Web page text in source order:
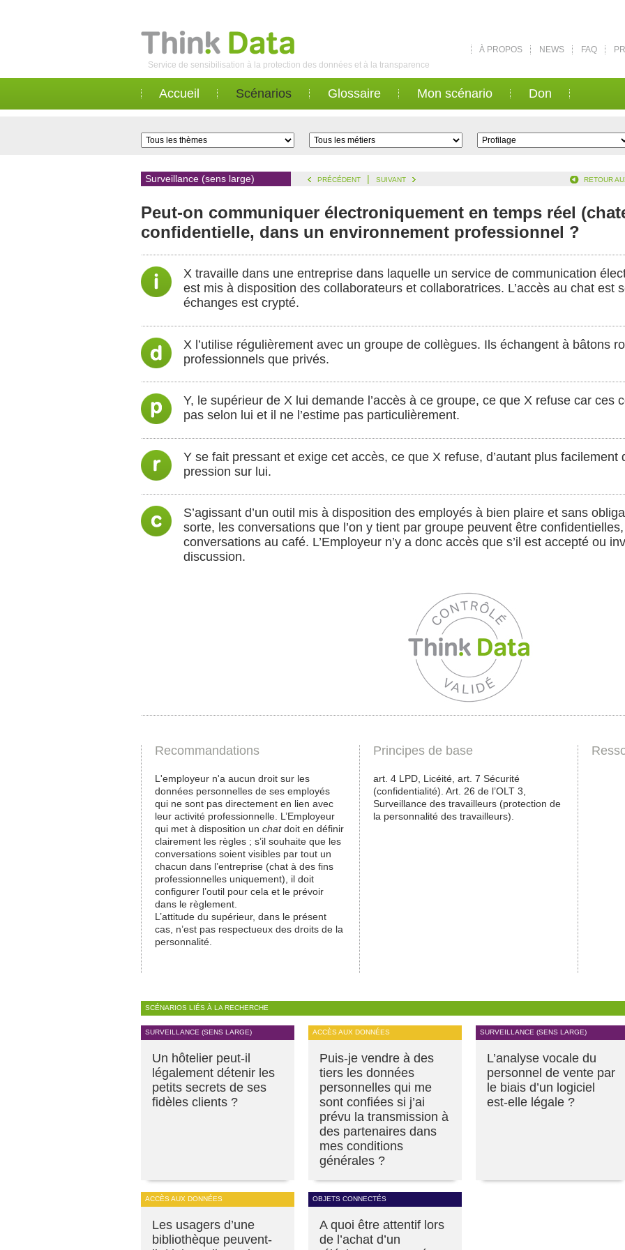
Service de sensibilisation à la protection des données et à la transparence
À PROPOS NEWS FAQ
Accueil Scénarios Glossaire Mon scénario Don
Surveillance (sens large) PRÉCÉDENT | SUIVANT RETOUR
Peut-on communiquer électroniquement en temps réel
confidentielle, dans un environnement professionnel ?
X travaille dans une entreprise dans laquelle un service de communication
est mis à disposition des collaborateurs et collaboratrices. L’accès au chat est
échanges est crypté.
X l’utilise régulièrement avec un groupe de collègues. Ils échangent à bâtons
professionnels que privés.
Y, le supérieur de X lui demande l’accès à ce groupe, ce que X refuse car ces
pas selon lui et il ne l’estime pas particulièrement.
Y se fait pressant et exige cet accès, ce que X refuse, d’autant plus facilement
pression sur lui.
S’agissant d’un outil mis à disposition des employés à bien plaire et sans
sorte, les conversations que l’on y tient par groupe peuvent être
conversations au café. L’Employeur n’y a donc accès que s’il est accepté ou
discussion.
Recommandations
L'employeur n'a aucun droit sur les
données personnelles de ses employés
qui ne sont pas directement en lien avec
leur activité professionnelle. L’Employeur
qui met à disposition un chatdoit en définir
clairement les règles ; s’il souhaite que les
conversations soient visibles par tout un
chacun dans l’entreprise (chat à des fins
professionnelles uniquement), il doit
configurer l’outil pour cela et le prévoir
dans le règlement.
L’attitude du supérieur, dans le présent
cas, n’est pas respectueux des droits de la
personnalité.
Principes de base
art. 4 LPD, Licéité, art. 7 Sécurité
(confidentialité). Art. 26 de l’OLT 3,
Surveillance des travailleurs (protection de
la personnalité des travailleurs).
SCÉNARIOS LIÉS À LA RECHERCHE
SURVEILLANCE (SENS LARGE)
Un hôtelier peut-il
légalement détenir les
petits secrets de ses
fidèles clients ?
ACCÈS AUX DONNÉES
Puis-je vendre à des
tiers les données
personnelles qui me
sont confiées si j’ai
prévu la transmission à
des partenaires dans
mes conditions
générales ?
SURVEILLANCE (SENS LARGE)
L’analyse vocale du
personnel de vente par
le biais d’un logiciel
est-elle légale ?
ACCÈS AUX DONNÉES
Les usagers d’une
bibliothèque peuvent-
OBJETS CONNECTÉS
A quoi être attentif lors
de l’achat d’un